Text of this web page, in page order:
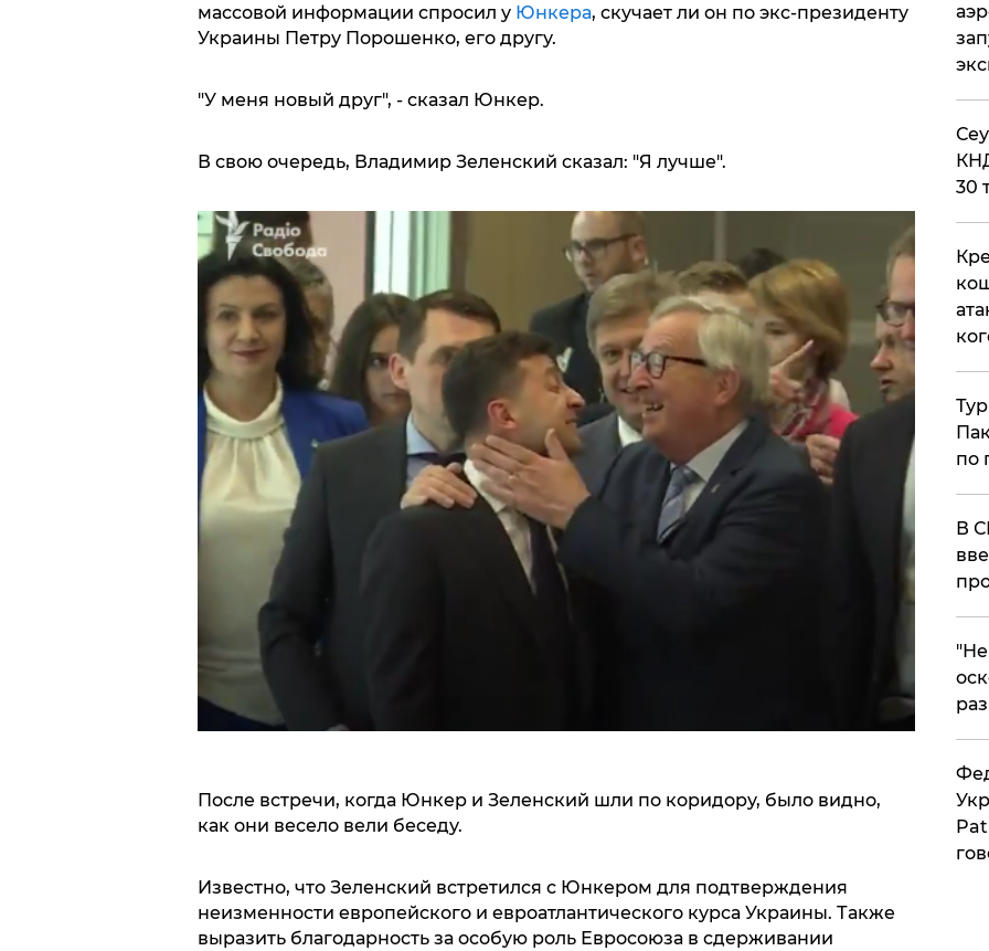
массовой информации спросил у Юнкера, скучает ли он по экс-президенту
Украины Петру Порошенко, его другу.
"У меня новый друг", - сказал Юнкер.
В свою очередь, Владимир Зеленский сказал: "Я лучше".
После встречи, когда Юнкер и Зеленский шли по коридору, было видно,
как они весело вели беседу.
Известно, что Зеленский встретился с Юнкером для подтверждения
неизменности европейского и евроатлантического курса Украины. Также
выразить благодарность за особую роль Евросоюза в сдерживании
30
по
В